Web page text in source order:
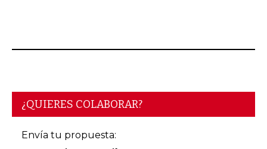
¿QUIERES COLABORAR?
Envía tu propuesta: